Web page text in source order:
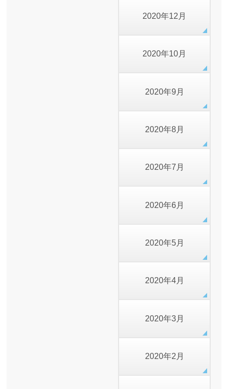
2020年12月
2020年10月
2020年9月
2020年8月
2020年7月
2020年6月
2020年5月
2020年4月
2020年3月
2020年2月